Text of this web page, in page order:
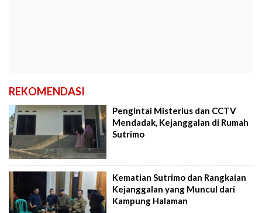
REKOMENDASI
Pengintai Misterius dan CCTV
Mendadak, Kejanggalan di Rumah
Sutrimo
Kematian Sutrimo dan Rangkaian
Kejanggalan yang Muncul dari
Kampung Halaman